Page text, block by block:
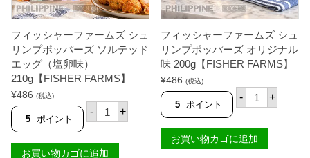
し
3
匹
入
り
5
0
【
F
S
H
ー
ズ
チ
ェ
ダ
ー
ー
ズ
味
1
0
フィッシャーファームズ シュ
リンプポッパーズ ソルテッド
エッグ（塩卵味）
210g【FISHER FARMS】
¥486 (税込)
5 ポイント
- フ
ィ
ャ
+
お買い物カゴに追加
フィッシャーファームズ シュ
リンプポッパーズ オリジナル
味 200g【FISHER FARMS】
¥486 (税込)
5 ポイント
- フ
ィ
ャ
ー
+
お買い物カゴに追加